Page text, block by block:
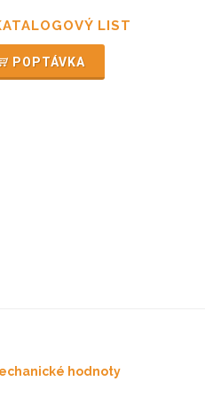
LIST
POPTÁVKA
hodnoty